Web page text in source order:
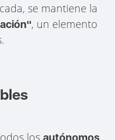
se mantiene la
, un elemento
losautónomos